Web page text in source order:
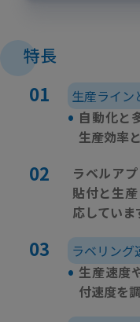
特長
生産ライン
• 自動化と
生産効率
ラベルア
貼付と生
応していま
ラベリング
• 生産速度
付速度を